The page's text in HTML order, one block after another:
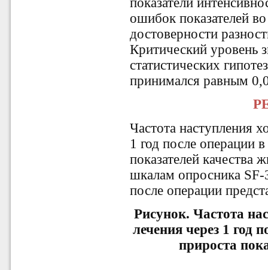
ошибок показателей
достоверности
Критический уровень
статистических
принимался равным
Частота наступления
1 год после операции
показателей качества
шкалам опросника
после операции
Рисунок. Частота
лечения через 1 год
прироста